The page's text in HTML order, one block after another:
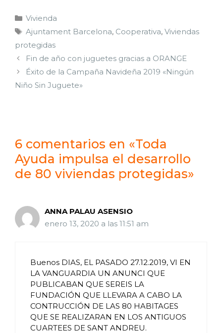
Vivienda
Ajuntament Barcelona, Cooperativa, Viviendas
protegidas
Fin de año con juguetes gracias a ORANGE
Éxito de la Campaña Navideña 2019 «Ningún
Niño Sin Juguete»
6 comentarios en «Toda
Ayuda impulsa el desarrollo
de 80 viviendas protegidas»
ANNA PALAU ASENSIO
enero 13, 2020 a las 11:51 am
Buenos DIAS, EL PASADO 27.12.2019, VI EN
LA VANGUARDIA UN ANUNCI QUE
PUBLICABAN QUE SEREIS LA
FUNDACIÓN QUE LLEVARA A CABO LA
CONTRUCCIÓN DE LAS 80 HABITAGES
QUE SE REALIZARAN EN LOS ANTIGUOS
CUARTEES DE SANT ANDREU.